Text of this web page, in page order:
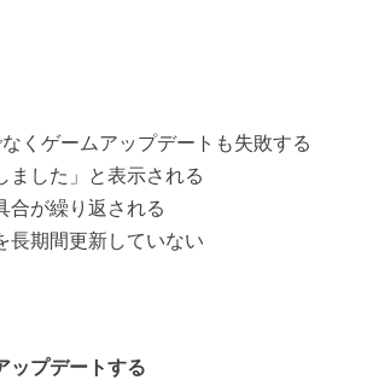
くゲームアップデートも失敗する
ました」と表示される
合が繰り返される
長期間更新していない
ップデートする